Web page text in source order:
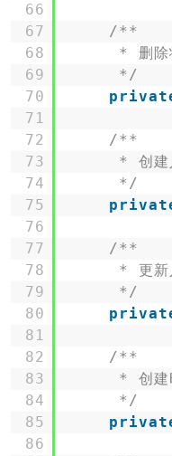
66
67
68
69
70
71
72
73
74
75
76
77
78
79
80
81
82
83
84
85
86
/**
* 删除
*/
/**
* 创建
*/
/**
* 更新
*/
/**
* 创建
*/